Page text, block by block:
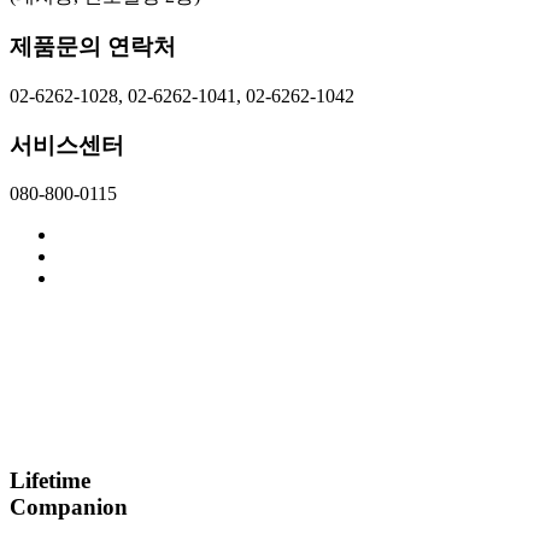
제품문의 연락처
02-6262-1028, 02-6262-1041, 02-6262-1042
서비스센터
080-800-0115
Lifetime
Companion